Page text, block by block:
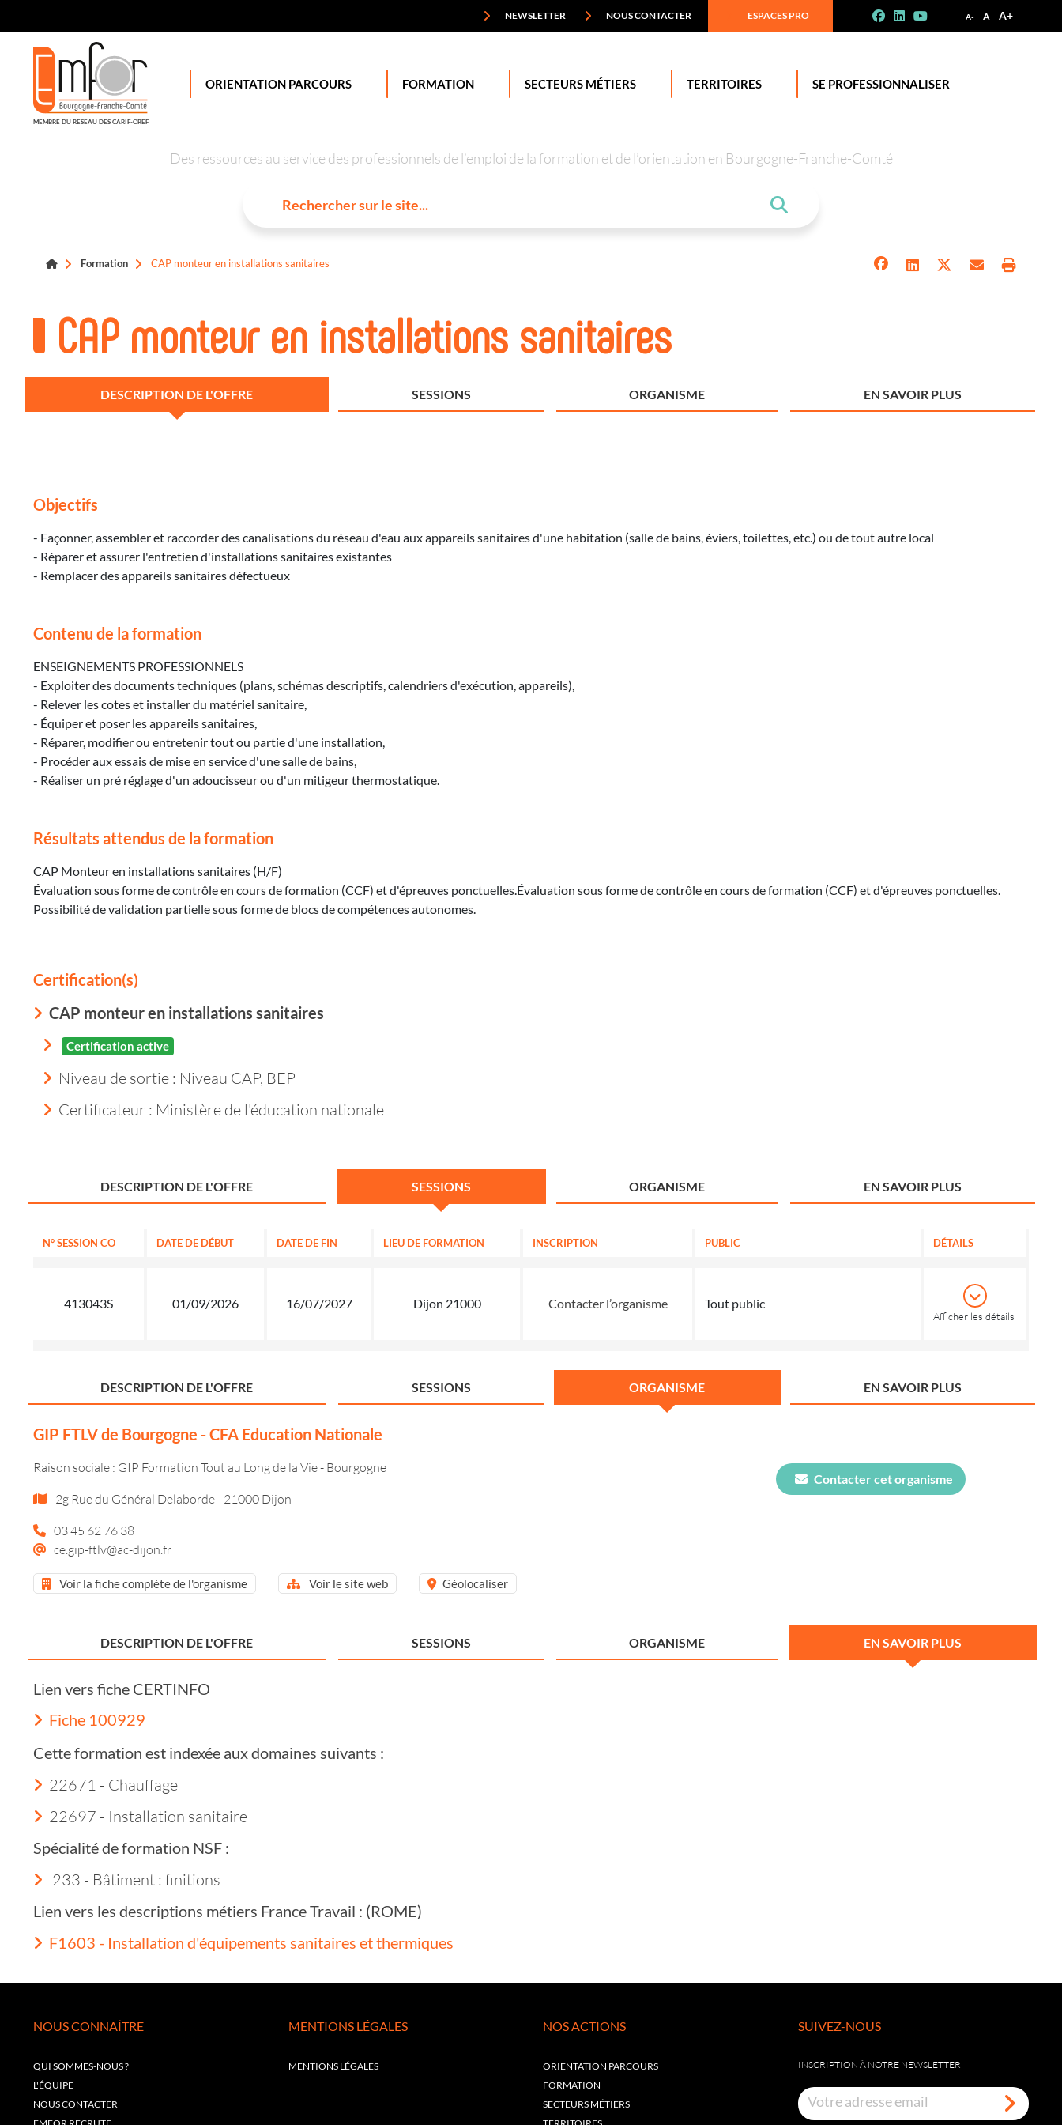
A- A A+
NEWSLETTER NOUS CONTACTER ESPACES PRO
MEMBRE DU RÉSEAU DES CARIF-OREF
ORIENTATION PARCOURS FORMATION SECTEURS MÉTIERS TERRITOIRES SE PROFESSIONNALISER
Des ressources au service des professionnels de l’emploi de la formation et de l’orientation en Bourgogne-Franche-Comté
Formation CAP monteur en installations sanitaires
CAP monteur en installations sanitaires
DESCRIPTION DE L'OFFRE SESSIONS ORGANISME EN SAVOIR PLUS
Objectifs
- Façonner, assembler et raccorder des canalisations du réseau d'eau aux appareils sanitaires d'une habitation (salle de bains, éviers, toilettes, etc.) ou de tout autre local
- Réparer et assurer l'entretien d'installations sanitaires existantes
- Remplacer des appareils sanitaires défectueux
Contenu de la formation
ENSEIGNEMENTS PROFESSIONNELS
- Exploiter des documents techniques (plans, schémas descriptifs, calendriers d'exécution, appareils),
- Relever les cotes et installer du matériel sanitaire,
- Équiper et poser les appareils sanitaires,
- Réparer, modifier ou entretenir tout ou partie d'une installation,
- Procéder aux essais de mise en service d'une salle de bains,
- Réaliser un pré réglage d'un adoucisseur ou d'un mitigeur thermostatique.
Résultats attendus de la formation
CAP Monteur en installations sanitaires (H/F)
Évaluation sous forme de contrôle en cours de formation (CCF) et d'épreuves ponctuelles.Évaluation sous forme de contrôle en cours de formation (CCF) et d'épreuves ponctuelles.
Possibilité de validation partielle sous forme de blocs de compétences autonomes.
Certification(s)
CAP monteur en installations sanitaires
Certification active
Niveau de sortie : Niveau CAP, BEP
Certificateur : Ministère de l'éducation nationale
DESCRIPTION DE L'OFFRE SESSIONS ORGANISME EN SAVOIR PLUS
N° SESSION CO DATE DE DÉBUT DATE DE FIN LIEU DE FORMATION INSCRIPTION PUBLIC DÉTAILS
413043S 01/09/2026 16/07/2027 Dijon 21000 Contacter l’organisme Tout public
Afficher les détails
DESCRIPTION DE L'OFFRE SESSIONS ORGANISME EN SAVOIR PLUS
GIP FTLV de Bourgogne - CFA Education Nationale
Raison sociale : GIP Formation Tout au Long de la Vie - Bourgogne
2g Rue du Général Delaborde - 21000 Dijon
03 45 62 76 38
ce.gip-ftlv@ac-dijon.fr
Voir la fiche complète de l'organisme Voir le site web Géolocaliser
Contacter cet organisme
DESCRIPTION DE L'OFFRE SESSIONS ORGANISME EN SAVOIR PLUS
Lien vers fiche CERTINFO
Fiche 100929
Cette formation est indexée aux domaines suivants :
22671 - Chauffage
22697 - Installation sanitaire
Spécialité de formation NSF :
233 - Bâtiment : finitions
Lien vers les descriptions métiers France Travail : (ROME)
F1603 - Installation d'équipements sanitaires et thermiques
NOUS CONNAÎTRE
QUI SOMMES-NOUS ?
L'ÉQUIPE
NOUS CONTACTER
MENTIONS LÉGALES
MENTIONS LÉGALES
NOS ACTIONS
ORIENTATION PARCOURS
FORMATION
SECTEURS MÉTIERS
SUIVEZ-NOUS
INSCRIPTION À NOTRE NEWSLETTER